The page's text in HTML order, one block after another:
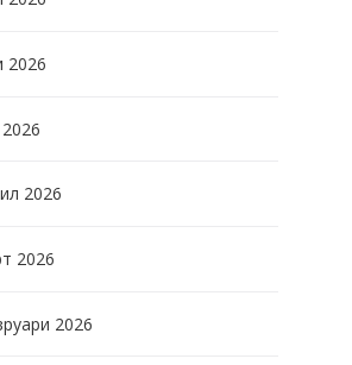
2026
2026
2026
2026
2026